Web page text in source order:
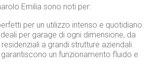
Emilia sono noti per:
per un utilizzo intenso e quotidiano.
ideali per garage di ogni dimensione, da
a grandi strutture aziendali.
garantiscono un funzionamento fluido e